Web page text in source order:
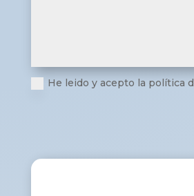
He leido y acepto la política